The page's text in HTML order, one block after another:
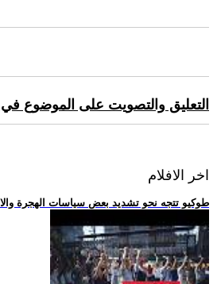
التعليق والتصويت على الموضوع
اخر الافلام
.. طوكيو تتجه نحو تشديد بعض سياسات الهجرة